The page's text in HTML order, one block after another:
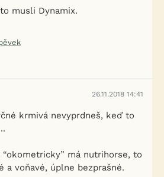
musli Dynamix.
26.11.2018 14:41
krmivá nevyprdneš, keď to
má nutrihorse, to
a voňavé, úplne bezprašné.